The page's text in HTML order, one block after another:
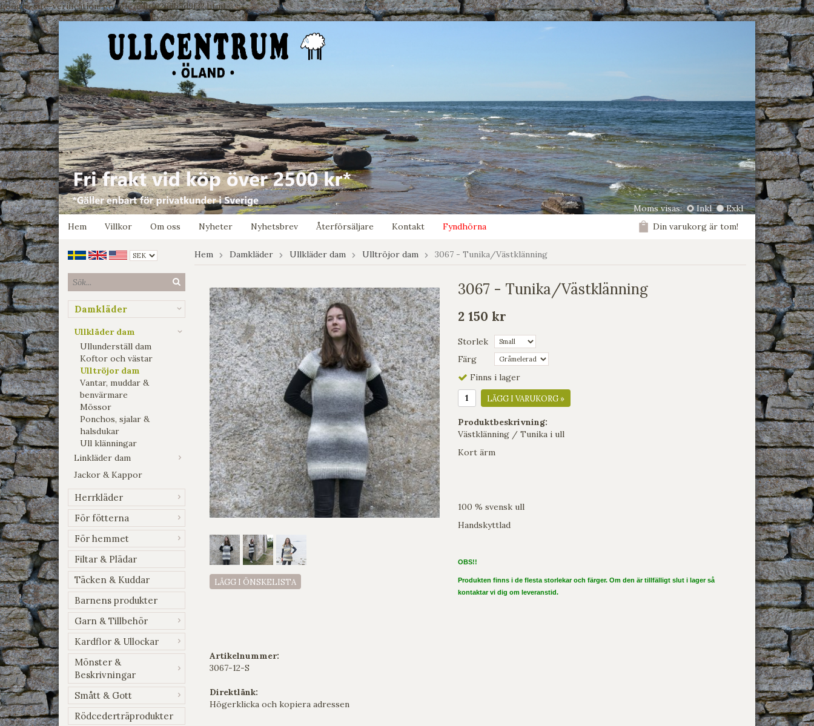
google-site-verification: google7e4b1026db5d9f32.html
Moms visas: Inkl
Exkl
Hem
Villkor Om oss Nyheter Nyhetsbrev Återförsäljare Kontakt Fyndhörna Din varukorg är tom!
Damkläder
Ullkläder dam
Ullunderställ dam
Koftor och västar
Ulltröjor dam
Vantar, muddar &
benvärmare
Mössor
Ponchos, sjalar &
halsdukar
Ull klänningar
Linkläder dam
Jackor & Kappor
Herrkläder
För fötterna
För hemmet
Filtar & Plädar
Täcken & Kuddar
Barnens produkter
Garn & Tillbehör
Kardflor & Ullockar
Mönster &
Beskrivningar
Smått & Gott
Rödcederträprodukter
Hem Damkläder Ullkläder dam Ulltröjor dam 3067 - Tunika/Västklänning
LÄGG I ÖNSKELISTA
Artikelnummer:
3067-12-S
Direktlänk:
Högerklicka och kopiera adressen
3067 - Tunika/Västklänning
2 150 kr
Storlek
Färg
Finns i lager
LÄGG I VARUKORG »
Produktbeskrivning:
Västklänning / Tunika i ull
Kort ärm
100 % svensk ull
Handskyttlad
OBS!!
Produkten finns i de flesta storlekar och färger. Om den är tillfälligt slut i lager så
kontaktar vi dig om leveranstid.